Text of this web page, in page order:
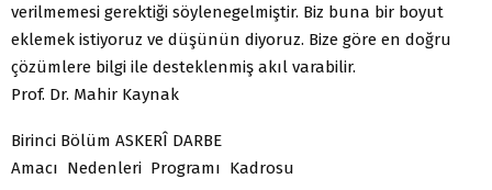
verilmemesi gerektiği söylenegelmiştir. Biz buna bir boyut
eklemek istiyoruz ve düşünün diyoruz. Bize göre en doğru
çözümlere bilgi ile desteklenmiş akıl varabilir.
Prof. Dr. Mahir Kaynak
Birinci Bölüm ASKERÎ DARBE
Amacı Nedenleri Programı Kadrosu